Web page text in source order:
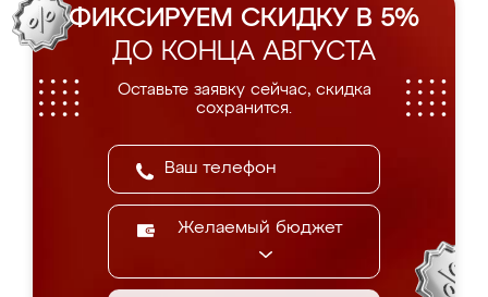
ФИКСИРУЕМ СКИДКУ В 5%
ДО КОНЦА АВГУСТА
Оставьте заявку сейчас, скидка
сохранится.
Желаемый бюджет